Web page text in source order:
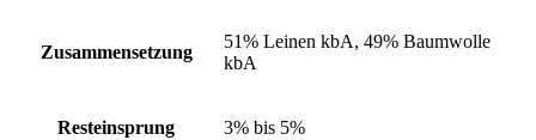
Zusammensetzung
51% Leinen kbA, 49% Baumwolle
kbA
Resteinsprung 3% bis 5%